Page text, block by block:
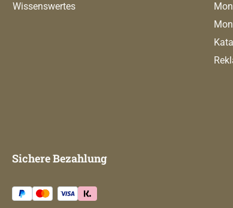
Wissenswertes
Sichere Bezahlung